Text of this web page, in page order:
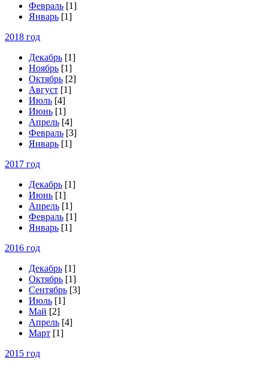
Февраль [1]
Январь [1]
2018 год
Декабрь [1]
Ноябрь [1]
Октябрь [2]
Август [1]
Июль [4]
Июнь [1]
Апрель [4]
Февраль [3]
Январь [1]
2017 год
Декабрь [1]
Июнь [1]
Апрель [1]
Февраль [1]
Январь [1]
2016 год
Декабрь [1]
Октябрь [1]
Сентябрь [3]
Июль [1]
Май [2]
Апрель [4]
Март [1]
2015 год